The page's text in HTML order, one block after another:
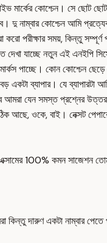
মার্কের কোশ্চেন। সে ছোট
নাম্বার কোশ্চেন আমি
করো পরীক্ষার সময়, কিন্তু
যাচ্ছে নতুন এই এনইপি
মার্কস পাচ্ছে। কোন কোশ্চেন
ব্যাপার। যে ব্যাপারটা
আমরা যেন সমস্ত প্রশ্নের
আছে, ওকে, বাই। নেক্সট
এক্সামের 100% কমন
কিন্তু দারুণ একটা নাম্বার